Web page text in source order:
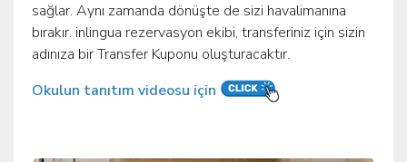
sağlar. Aynı zamanda dönüşte de sizi havalimanına
bırakır. inlingua rezervasyon ekibi, transferiniz için sizin
adınıza bir Transfer Kuponu oluşturacaktır.
Okulun tanıtım videosu için